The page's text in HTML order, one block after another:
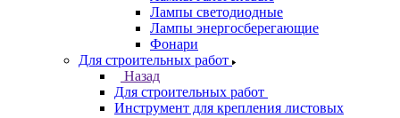
Лампы светодиодные
Лампы энергосберегающие
Фонари
Для строительных работ
Назад
Для строительных работ
Инструмент для крепления листовых